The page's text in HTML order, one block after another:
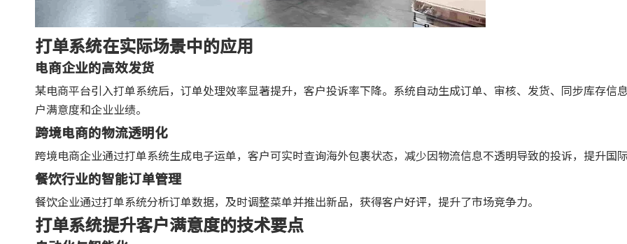
打单系统在实际场景中的应用
电商企业的高效发货
某电商平台引入打单系统后，订单处理效率显著提升，客户投诉率下降。系统自动生成订单、审核、发货、同步库存信
户满意度和企业业绩。
跨境电商的物流透明化
跨境电商企业通过打单系统生成电子运单，客户可实时查询海外包裹状态，减少因物流信息不透明导致的投诉，提升国际
餐饮行业的智能订单管理
餐饮企业通过打单系统分析订单数据，及时调整菜单并推出新品，获得客户好评，提升了市场竞争力。
打单系统提升客户满意度的技术要点